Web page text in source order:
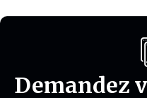
Demandez